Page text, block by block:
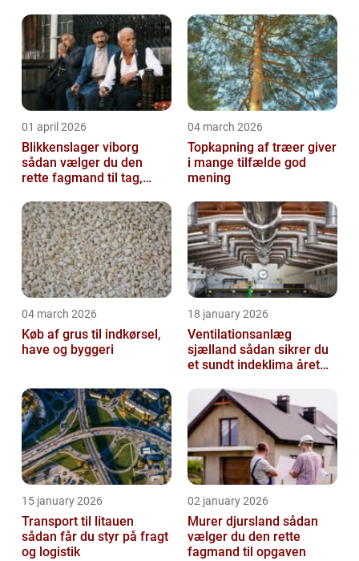
01 april 2026
Blikkenslager viborg
sådan vælger du den
rette fagmand til tag,
04 march 2026
Topkapning af træer giver
i mange tilfælde god
mening
04 march 2026
Køb af grus til indkørsel,
have og byggeri
18 january 2026
Ventilationsanlæg
sjælland sådan sikrer du
et sundt indeklima året
15 january 2026
Transport til litauen
sådan får du styr på fragt
og logistik
02 january 2026
Murer djursland sådan
vælger du den rette
fagmand til opgaven